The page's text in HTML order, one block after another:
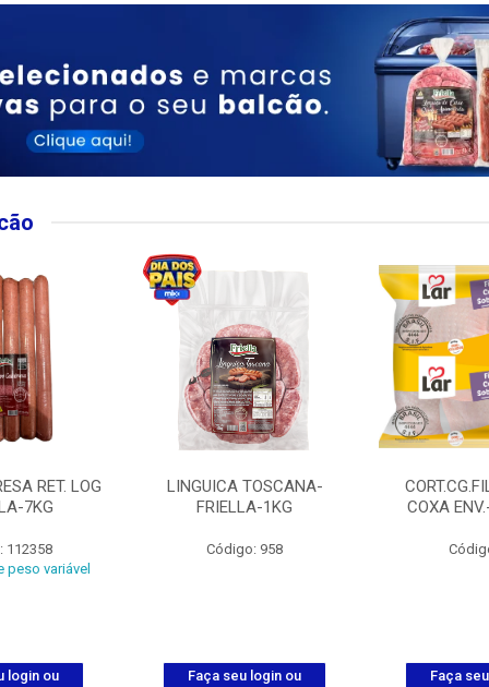
RET. LOG
7KG
112358
peso variável
login ou
LINGUICA TOSCANA-
FRIELLA-1KG
Código: 958
Faça seu login ou
COXA
Faça